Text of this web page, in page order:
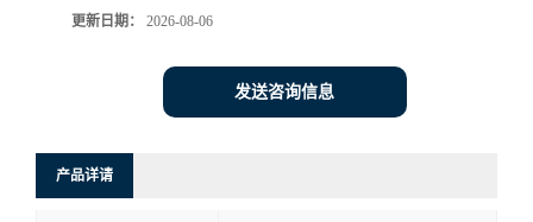
更新日期： 2026-08-06
发送咨询信息
产品详请